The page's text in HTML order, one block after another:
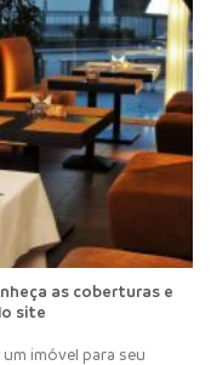
as coberturas e
site
imóvel para seu